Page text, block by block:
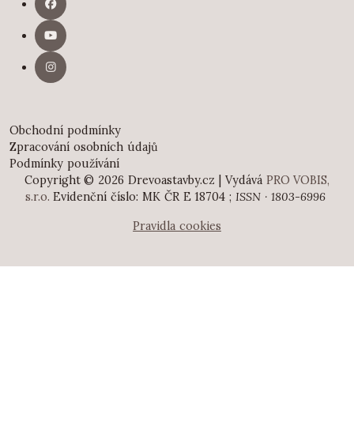
Obchodní podmínky
Zpracování osobních údajů
Podmínky používání
Copyright © 2026 Drevoastavby.cz | Vydává PRO VOBIS,
s.r.o. Evidenční číslo: MK ČR E 18704 ; ISSN · 1803-6996
Pravidla cookies